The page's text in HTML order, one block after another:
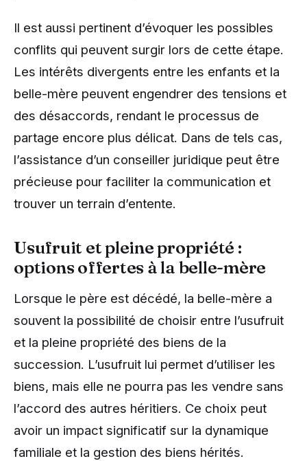
Il est aussi pertinent d’évoquer les possibles
conflits qui peuvent surgir lors de cette étape.
Les intérêts divergents entre les enfants et la
belle-mère peuvent engendrer des tensions et
des désaccords, rendant le processus de
partage encore plus délicat. Dans de tels cas,
l’assistance d’un conseiller juridique peut être
précieuse pour faciliter la communication et
trouver un terrain d’entente.
Usufruit et pleine propriété :
options offertes à la belle-mère
Lorsque le père est décédé, la belle-mère a
souvent la possibilité de choisir entre l’usufruit
et la pleine propriété des biens de la
succession. L’usufruit lui permet d’utiliser les
biens, mais elle ne pourra pas les vendre sans
l’accord des autres héritiers. Ce choix peut
avoir un impact significatif sur la dynamique
familiale et la gestion des biens hérités.